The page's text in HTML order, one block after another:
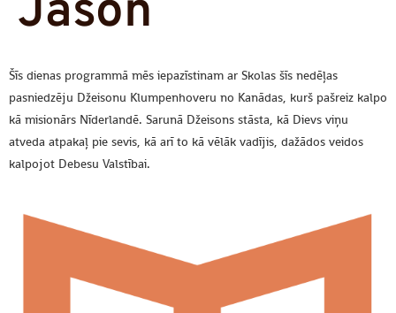
Jason
Šīs dienas programmā mēs iepazīstinam ar Skolas šīs nedēļas
pasniedzēju Džeisonu Klumpenhoveru no Kanādas, kurš pašreiz kalpo
kā misionārs Nīderlandē. Sarunā Džeisons stāsta, kā Dievs viņu
atveda atpakaļ pie sevis, kā arī to kā vēlāk vadījis, dažādos veidos
kalpojot Debesu Valstībai.